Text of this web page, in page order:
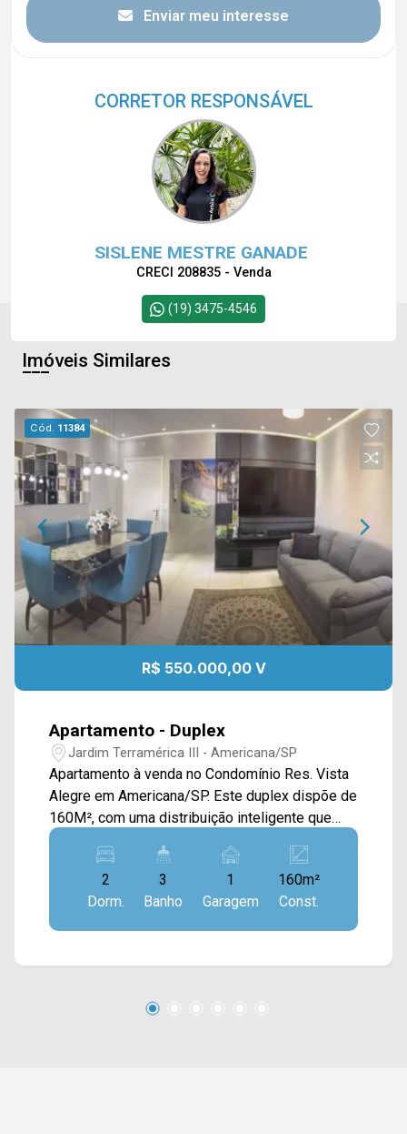
Enviar meu interesse
CORRETOR RESPONSÁVEL
SISLENE MESTRE GANADE
CRECI 208835 - Venda
(19) 3475-4546
Imóveis Similares
Cód. 11384
R$ 550.000,00 V
Apartamento - Duplex
Jardim Terramérica III - Americana/SP
Apartamento à venda no Condomínio Res. Vista
Alegre em Americana/SP. Este duplex dispõe de
160M², com uma distribuição inteligente que
valoriza conforto, integração e privacidade. No
pavimento inferior, a área social é composta por
sala de estar e de jantar integradas, criando um
ambiente amplo e acolhedor, conectado à
cozinha totalmente planejada e equipada com
com vista livre amplia a luminosidade e a
complementa a funcionalidade do espaço. No
2
Dorm.
3
Banho
1
Garagem
160m²
Const.